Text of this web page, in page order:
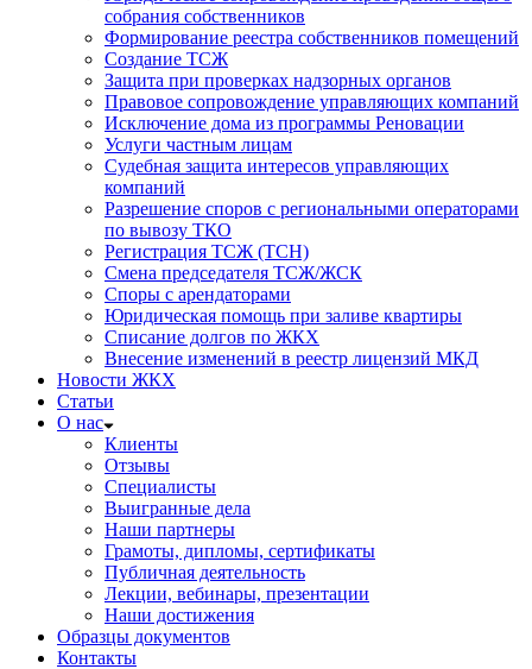
собрания собственников
Формирование реестра собственников помещений
Создание ТСЖ
Защита при проверках надзорных органов
Правовое сопровождение управляющих компаний
Исключение дома из программы Реновации
Услуги частным лицам
Судебная защита интересов управляющих
компаний
Разрешение споров с региональными операторами
по вывозу ТКО
Регистрация ТСЖ (ТСН)
Смена председателя ТСЖ/ЖСК
Споры с арендаторами
Юридическая помощь при заливе квартиры
Списание долгов по ЖКХ
Внесение изменений в реестр лицензий МКД
Новости ЖКХ
Статьи
О нас
Клиенты
Отзывы
Специалисты
Выигранные дела
Наши партнеры
Грамоты, дипломы, сертификаты
Публичная деятельность
Лекции, вебинары, презентации
Наши достижения
Образцы документов
Контакты